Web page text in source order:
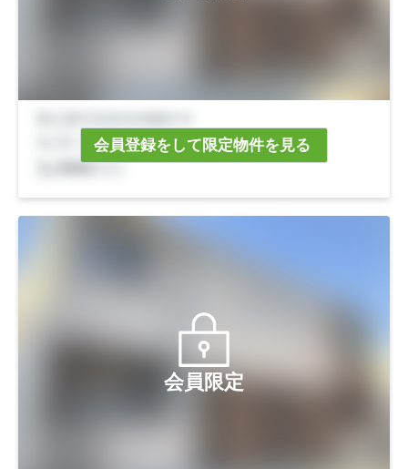
会員登録をして限定物件を見る
会員限定